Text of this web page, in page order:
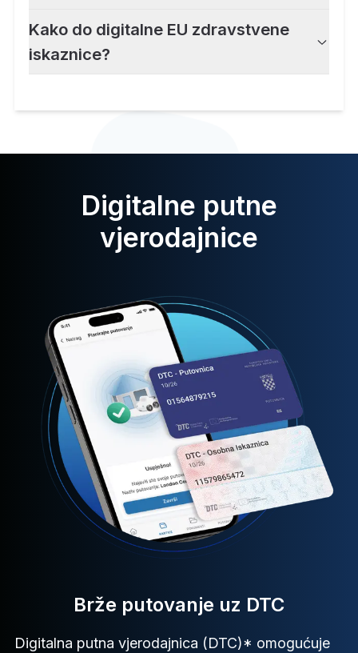
Kako do digitalne EU zdravstvene
iskaznice?
Digitalne putne
vjerodajnice
Brže putovanje uz DTC
Digitalna putna vjerodajnica (DTC)* omogućuje